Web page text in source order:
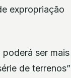
expropriação
ser mais
de terrenos”